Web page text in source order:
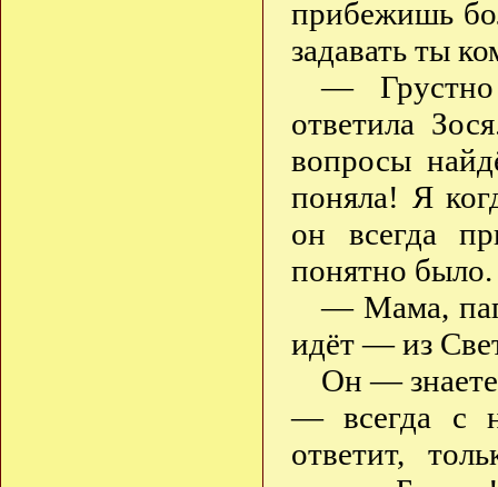
прибежишь
задавать ты
—
ответила
вопросы
поняла! Я
он всегда
понятно
— Мама,
идёт — из
Он —
— всегда с
ответит,